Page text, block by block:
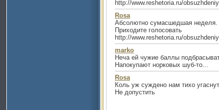
http://www.reshetoria.ru/
Rosa
Абсолютно сумасшедшая неделя.
Приходите голосовать
http://www.reshetoria.ru/
marko
Неча ей чужие баллы
Напокупают норковых шуб-то...
Rosa
Коль уж суждено нам тихо
Не допустить